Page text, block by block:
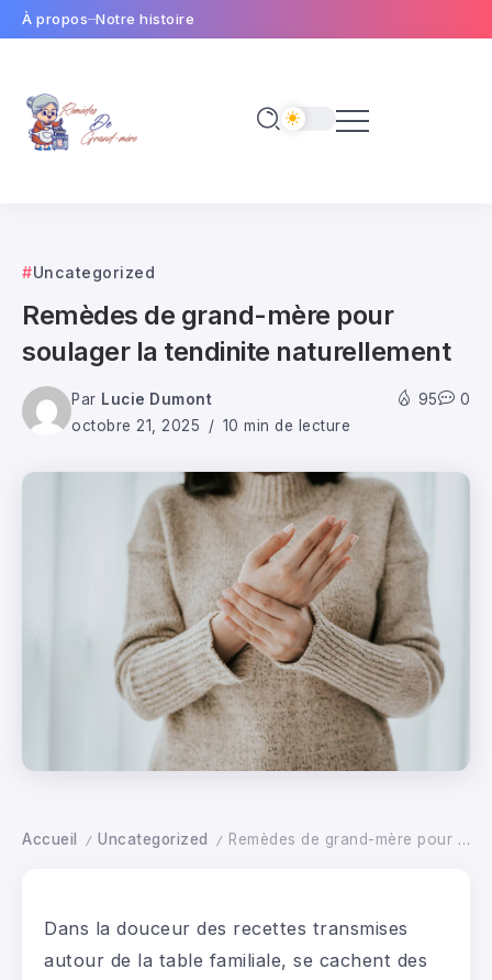
À propos Notre histoire
Uncategorized
Remèdes de grand-mère pour
soulager la tendinite naturellement
Par Lucie Dumont
octobre 21, 2025
10 min de lecture
95 0
Accueil / Uncategorized / Remèdes de grand-mère pour soulager la tendinite naturellement
Dans la douceur des recettes transmises
autour de la table familiale, se cachent des